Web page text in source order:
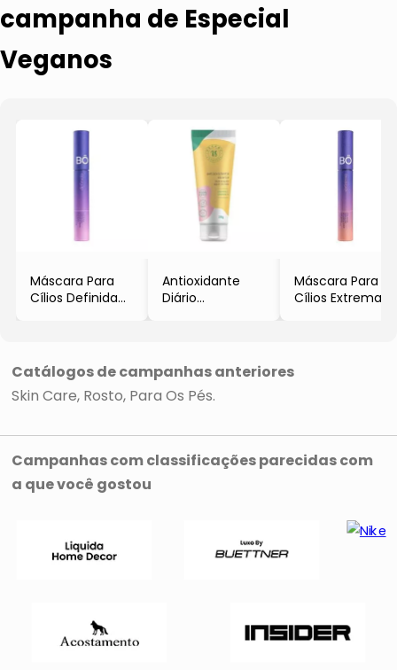
campanha de Especial
Veganos
Máscara Para
Cílios Definida
Cosméticos
Antioxidante
Diário
Máscara Para
Cílios Extrema
Catálogos de campanhas anteriores
Skin Care Rosto Para Os Pés
Campanhas com classificações parecidas com
a que você gostou